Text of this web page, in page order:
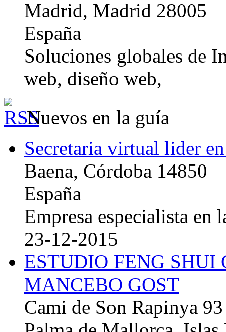
Madrid, Madrid 28005
España
Soluciones globales de
web, diseño web,
Nuevos en la guía
Secretaria virtual lider
Baena, Córdoba 14850
España
Empresa especialista en
23-12-2015
ESTUDIO FENG
MANCEBO GOST
Cami de Son Rapinya 93